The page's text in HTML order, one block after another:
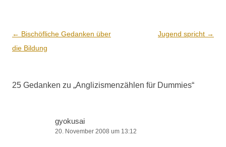
Beitrags-
Navigation
← Bischöfliche Gedanken über
die Bildung
Jugend spricht →
25 Gedanken zu „Anglizismenzählen für Dummies“
gyokusai
20. November 2008 um 13:12